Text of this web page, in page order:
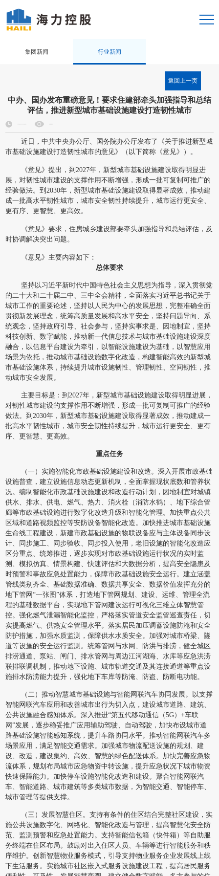
集团新闻 行业新闻
返回上一页
中办、国办发布重磅意见！要求住建部牵头加强指导和总结
评估，推进新型城市基础设施建设打造韧性城市
近日，中共中央办公厅、国务院办公厅发布了《关于推进新型城
市基础设施建设打造韧性城市的意见》（以下简称《意见》）。
《意见》提出，到2027年，新型城市基础设施建设取得明显进
展，对韧性城市建设的支撑作用不断增强，形成一批可复制可推广的
经验做法。到2030年，新型城市基础设施建设取得显著成效，推动建
成一批高水平韧性城市，城市安全韧性持续提升，城市运行更安全、
更有序、更智慧、更高效。
《意见》要求，住房城乡建设部要牵头加强指导和总结评估，及
时协调解决突出问题。
《意见》主要内容如下：
总体要求
坚持以习近平新时代中国特色社会主义思想为指导，深入贯彻党
的二十大和二十届二中、三中全会精神，全面落实习近平总书记关于
城市工作的重要论述，坚持以人民为中心的发展思想，完整准确全面
贯彻新发展理念，统筹高质量发展和高水平安全，坚持问题导向、系
统观念，坚持政府引导、社会参与，坚持实事求是、因地制宜，坚持
科技创新、数字赋能，推动新一代信息技术与城市基础设施建设深度
融合，以信息平台建设为牵引，以智能设施建设为基础，以智慧应用
场景为依托，推动城市基础设施数字化改造，构建智能高效的新型城
市基础设施体系，持续提升城市设施韧性、管理韧性、空间韧性，推
动城市安全发展。
主要目标是：到2027年，新型城市基础设施建设取得明显进展，
对韧性城市建设的支撑作用不断增强，形成一批可复制可推广的经验
做法。到2030年，新型城市基础设施建设取得显著成效，推动建成一
批高水平韧性城市，城市安全韧性持续提升，城市运行更安全、更有
序、更智慧、更高效。
重点任务
（一）实施智能化市政基础设施建设和改造。深入开展市政基础
设施普查，建立设施信息动态更新机制，全面掌握现状底数和管养状
况。编制智能化市政基础设施建设和改造行动计划，因地制宜对城镇
供水、排水、供电、燃气、热力、消火栓（消防水鹤）、地下综合管
廊等市政基础设施进行数字化改造升级和智能化管理。加快重点公共
区域和道路视频监控等安防设备智能化改造。加快推进城市基础设施
生命线工程建设，新建市政基础设施的物联设备应与主体设备同步设
计、同步施工、同步验收、同步投入使用，老旧设施的智能化改造应
区分重点、统筹推进，逐步实现对市政基础设施运行状况的实时监
测、模拟仿真、情景构建、快速评估和大数据分析，提高安全隐患及
时预警和事故应急处置能力，保障市政基础设施安全运行。建立涵盖
管线类别齐全、基础数据准确、数据共享安全、数据价值发挥充分的
地下管网“一张图”体系，打造地下管网规划、建设、运维、管理全流
程的基础数据平台，实现地下管网建设运行可视化三维立体智慧管
控。强化燃气泄漏智能化监控，严格落实管道安全监管巡查责任，切
实提高燃气、供热安全管理水平。落实居民加压调蓄设施防淹和安全
防护措施，加强水质监测，保障供水水质安全。加强对城市桥梁、隧
道等设施的安全运行监测。统筹管网与水网、防洪与排涝，健全城区
排涝通道、泵站、闸门、排水管网与周边江河湖海、水库等应急洪涝
联排联调机制，推动地下设施、城市轨道交通及其连接通道等重点设
施排水防涝能力提升，强化地下车库等防淹、防盗、防断电功能。
（二）推动智慧城市基础设施与智能网联汽车协同发展。以支撑
智能网联汽车应用和改善城市出行为切入点，建设城市道路、建筑、
公共设施融合感知体系。深入推进“第五代移动通信（5G）+车联
网”发展，逐步稳妥推广应用辅助驾驶、自动驾驶，加快布设城市道
路基础设施智能感知系统，提升车路协同水平。推动智能网联汽车多
场景应用，满足智能交通需求。加强城市物流配送设施的规划、建
设、改造，建设集约、高效、智慧的绿色配送体系。加快完善应急物
流体系，规划布局城市应急物资中转设施，提升应急状况下城市物资
快速保障能力。加快停车设施智能化改造和建设。聚合智能网联汽
车、智能道路、城市建筑等多类城市数据，为智能交通、智能停车、
城市管理等提供支撑。
（三）发展智慧住区。支持有条件的住区结合完整社区建设，实
施公共设施数字化、网络化、智能化改造与管理，提高智慧化安全防
范、监测预警和应急处置能力。支持智能信包箱（快件箱）等自助服
务终端在住区布局。鼓励对出入住区人员、车辆等进行智能服务和秩
序维护。创新智慧物业服务模式，引导支持物业服务企业发展线上线
下生活服务。实施城市社区嵌入式服务设施建设工程，提高居民服务